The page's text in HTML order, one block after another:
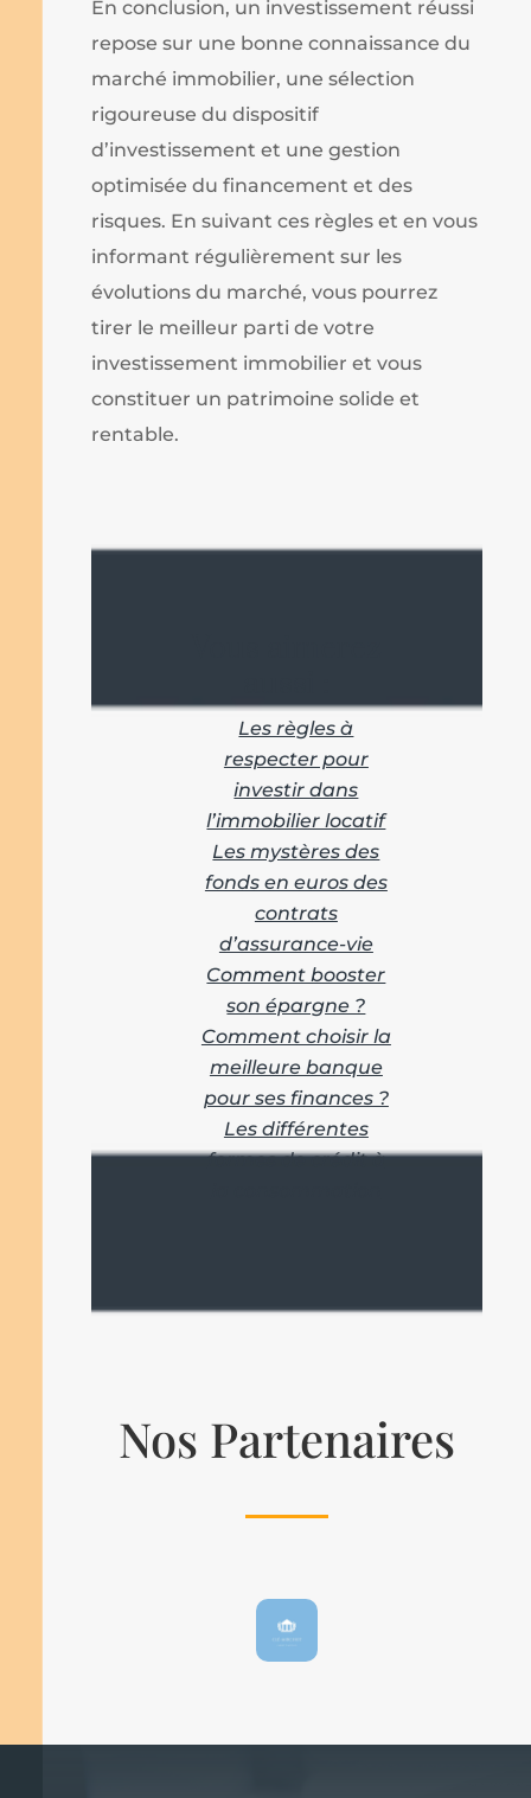
En conclusion, un investissement réussi
repose sur une bonne connaissance du
marché immobilier, une sélection
rigoureuse du dispositif
d’investissement et une gestion
optimisée du financement et des
risques. En suivant ces règles et en vous
informant régulièrement sur les
évolutions du marché, vous pourrez
tirer le meilleur parti de votre
investissement immobilier et vous
constituer un patrimoine solide et
rentable.
Les règles à
respecter pour
investir dans
l’immobilier locatif
Les mystères des
fonds en euros des
contrats
d’assurance-vie
Comment booster
son épargne ?
Comment choisir la
meilleure banque
pour ses finances ?
Les différentes
formes de crédit à
Nos Partenaires